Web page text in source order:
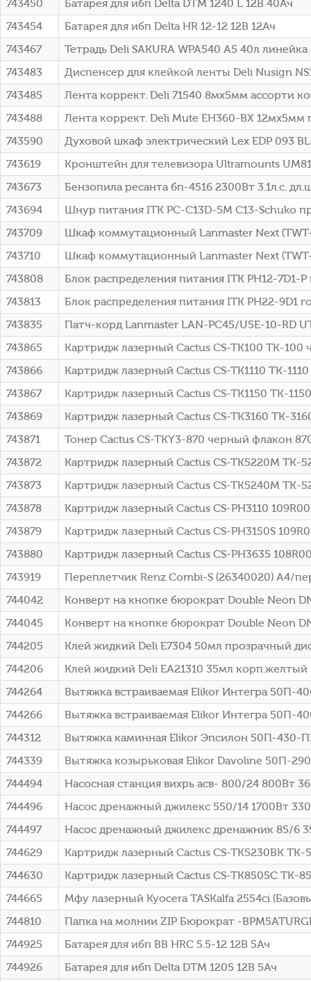
743450
Батарея для ибп Delta DTM 1240 L 12В 40Ач
743454
Батарея для ибп Delta HR 12-12 12В 12Ач
743467
Тетрадь Deli SAKURA WPA540 A5 40л
743483
Диспенсер для клейкой ленты Deli Nusign
743485
Лента коррект. Deli 71540 8мх5мм ассорти
743488
Лента коррект. Deli Mute EH360-BX
743590
Духовой шкаф электрический Lex EDP 093
743619
Кронштейн для телевизора Ultramounts
743673
Бензопила ресанта бп-4516 2300Вт 3.1л.с.
743694
Шнур питания ITK PC-C13D-5M C13-Schuko
743709
Шкаф коммутационный Lanmaster Next
743710
Шкаф коммутационный Lanmaster Next
743808
Блок распределения питания ITK PH12-7D1-
743813
Блок распределения питания ITK PH22-9D1
743835
Патч-корд Lanmaster LAN-PC45/U5E-10-RD
743865
Картридж лазерный Cactus CS-TK100 TK-100
743866
Картридж лазерный Cactus CS-TK1110 TK-
743867
Картридж лазерный Cactus CS-TK1150 TK-
743869
Картридж лазерный Cactus CS-TK3160 TK-
743871
Тонер Cactus CS-TKY3-870 черный флакон
743872
Картридж лазерный Cactus CS-TK5220M TK-
743873
Картридж лазерный Cactus CS-TK5240M
743878
Картридж лазерный Cactus CS-PH3110
743879
Картридж лазерный Cactus CS-PH3150S
743880
Картридж лазерный Cactus CS-PH3635
743919
Переплетчик Renz Combi-S (26340020) A4/
744042
Конверт на кнопке бюрократ Double Neon
744045
Конверт на кнопке бюрократ Double Neon
744205
Клей жидкий Deli E7304 50мл прозрачный
744206
Клей жидкий Deli EA21310 35мл
744264
Вытяжка встраиваемая Elikor Интегра 50П-
744266
Вытяжка встраиваемая Elikor Интегра 50П-
744312
Вытяжка каминная Elikor Эпсилон 50П-430-
744339
Вытяжка козырьковая Elikor Davoline 50П-
744494
Насосная станция вихрь асв- 800/24 800Вт
744496
Насос дренажный джилекс 550/14 1700Вт
744497
Насос дренажный джилекс дренажник 85/6
744629
Картридж лазерный Cactus CS-TK5230BK
744630
Картридж лазерный Cactus CS-TK8505C TK-
744665
Мфу лазерный Kyocera TASKalfa 2554ci
744810
Папка на молнии ZIP Бюрократ -
744925
Батарея для ибп BB HRC 5.5-12 12В 5Ач
744926
Батарея для ибп Delta DTM 1205 12В 5Ач